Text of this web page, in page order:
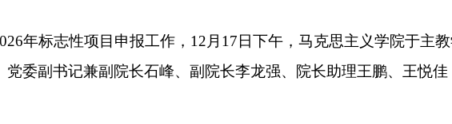
年标志性项目申报工作 ， 12月17日下午，马克思主义学院于主
党委副书记兼副院长石峰、副院长李龙强、院长助理王鹏、 王悦佳